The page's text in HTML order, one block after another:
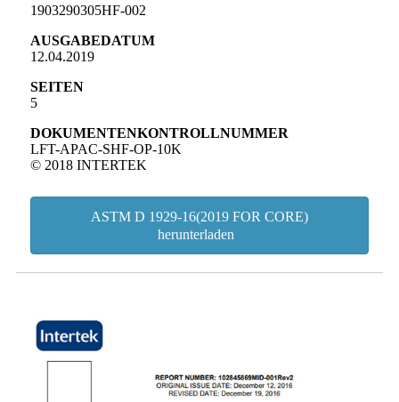
1903290305HF-002
AUSGABEDATUM
12.04.2019
SEITEN
5
DOKUMENTENKONTROLLNUMMER
LFT-APAC-SHF-OP-10K
© 2018 INTERTEK
ASTM D 1929-16(2019 FOR CORE)
herunterladen